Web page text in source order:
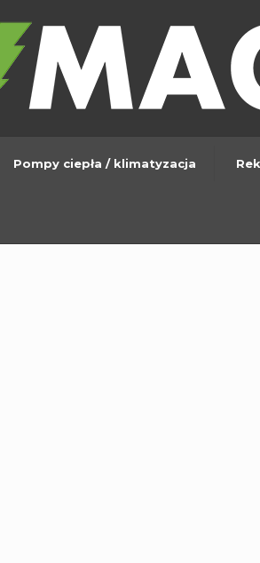
Pompy ciepła / klimatyzacja